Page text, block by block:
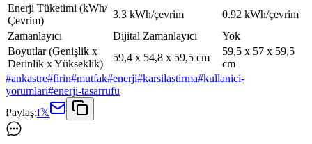
Enerji Tüketimi (kWh/
Çevrim)
3.3 kWh/çevrim
0.92 kWh/çevrim
Zamanlayıcı
Dijital Zamanlayıcı
Yok
Boyutlar (Genişlik x
Derinlik x Yükseklik)
59,4 x 54,8 x 59,5 cm
59,5 x 57 x 59,5
cm
#ankastre#firin#mutfak#enerji#karsilastirma#kullanici-
yorumlari#enerji-tasarrufu
Paylaş:f𝕏